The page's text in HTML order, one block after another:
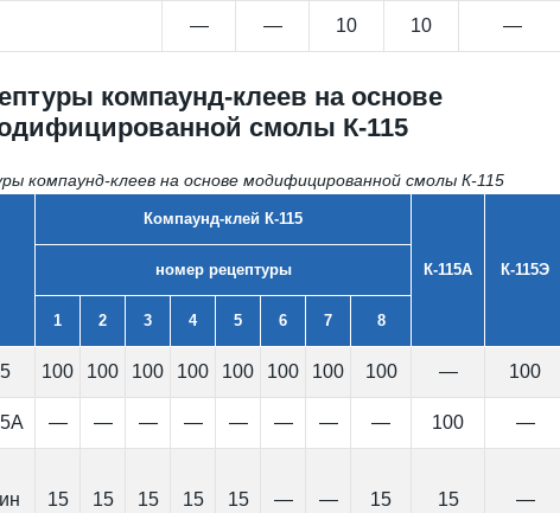
— — 10 10 —
компаунд-клеев на основе
смолы К-115
компаунд-клеев на основе модифицированной смолы К-115
Компаунд-клей К-115
К-115А К-115Э
номер рецептуры
1 2 3 4 5 6 7 8
100 100 100 100 100 100 100 100 — 100
— — — — — — — — 100 —
15 15 15 15 15 — — 15 15 —